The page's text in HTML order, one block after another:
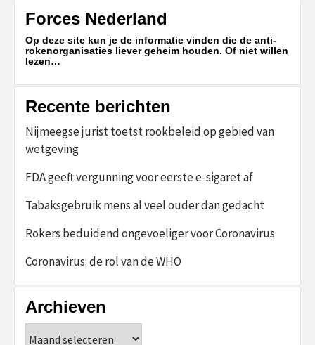
Forces Nederland
Op deze site kun je de informatie vinden die de anti-
rokenorganisaties liever geheim houden. Of niet willen
lezen…
Recente berichten
Nijmeegse jurist toetst rookbeleid op gebied van
wetgeving
FDA geeft vergunning voor eerste e-sigaret af
Tabaksgebruik mens al veel ouder dan gedacht
Rokers beduidend ongevoeliger voor Coronavirus
Coronavirus: de rol van de WHO
Archieven